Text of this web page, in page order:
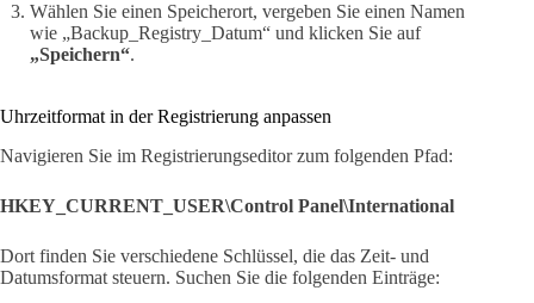
Wählen Sie einen Speicherort, vergeben Sie einen Namen
wie „Backup_Registry_Datum“ und klicken Sie auf
„Speichern“.
Uhrzeitformat in der Registrierung anpassen
Navigieren Sie im Registrierungseditor zum folgenden Pfad:
HKEY_CURRENT_USER\Control Panel\International
Dort finden Sie verschiedene Schlüssel, die das Zeit- und
Datumsformat steuern. Suchen Sie die folgenden Einträge: